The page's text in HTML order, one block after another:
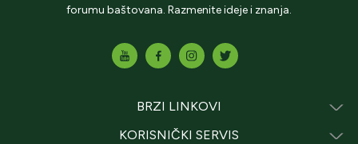
forumu baštovana. Razmenite ideje i znanja.
BRZI LINKOVI
KORISNIČKI SERVIS